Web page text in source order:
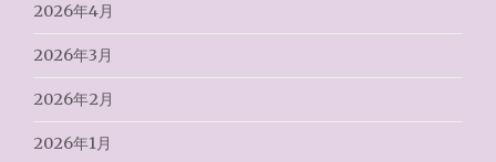
2026年4月
2026年3月
2026年2月
2026年1月